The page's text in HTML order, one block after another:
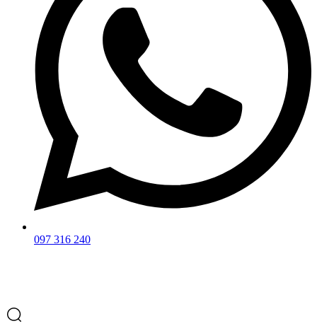
097 316 240